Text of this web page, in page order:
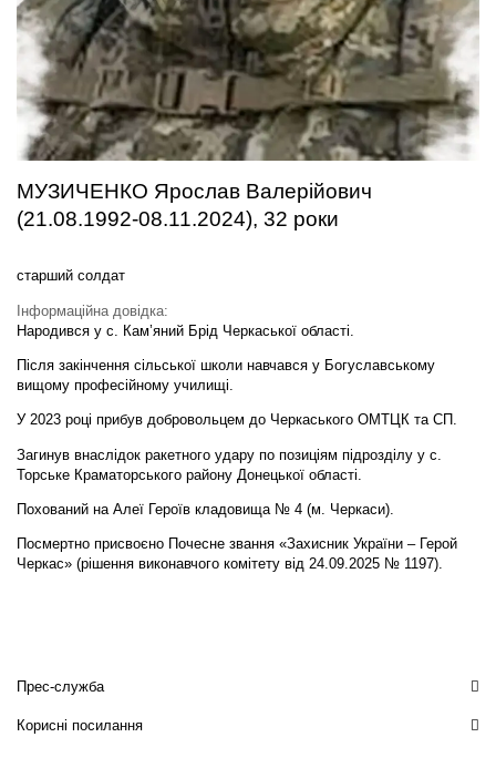
МУЗИЧЕНКО Ярослав Валерійович
(21.08.1992-08.11.2024), 32 роки
старший солдат
Інформаційна довідка:
Народився у с. Кам’яний Брід Черкаської області.
Після закінчення сільської школи навчався у Богуславському
вищому професійному училищі.
У 2023 році прибув добровольцем до Черкаського ОМТЦК та СП.
Загинув внаслідок ракетного удару по позиціям підрозділу у с.
Торське Краматорського району Донецької області.
Похований на Алеї Героїв кладовища № 4 (м. Черкаси).
Посмертно присвоєно Почесне звання «Захисник України – Герой
Черкас» (рішення виконавчого комітету від 24.09.2025 № 1197).
Прес-служба
Корисні посилання